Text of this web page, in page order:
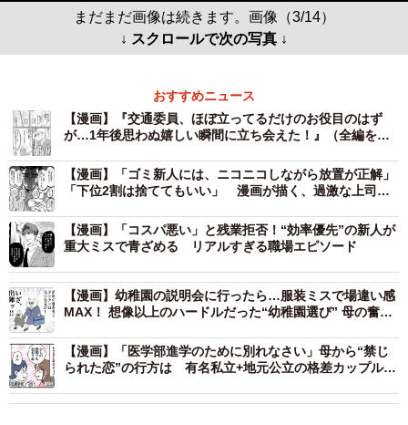
まだまだ画像は続きます。画像（3/14）
↓ スクロールで次の写真 ↓
おすすめニュース
【漫画】『交通委員、ほぼ立ってるだけのお役目のはず
が…1年後思わぬ嬉しい瞬間に立ち会えた！』（全編を読
【漫画】「ゴミ新人には、ニコニコしながら放置が正解」
「下位2割は捨ててもいい」 漫画が描く、過激な上司
【漫画】「コスパ悪い」と残業拒否！“効率優先”の新人が
重大ミスで青ざめる リアルすぎる職場エピソード
【漫画】幼稚園の説明会に行ったら…服装ミスで場違い感
MAX！ 想像以上のハードルだった“幼稚園選び” 母の奮闘
【漫画】「医学部進学のために別れなさい」母から“禁じ
られた恋”の行方は 有名私立+地元公立の格差カップル…